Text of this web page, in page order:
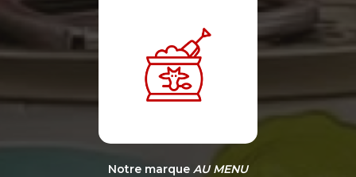
Notre marque AU MENU